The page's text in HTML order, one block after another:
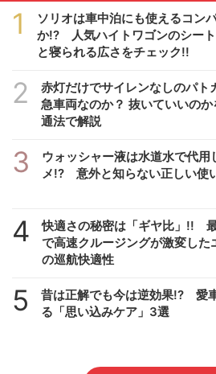
1
ソリオは車中泊にも使えるコン
か!? 人気ハイトワゴンのシー
と寝られる広さをチェック!!
2
赤灯だけでサイレンなしのパト
急車両なのか？ 抜いていいの
通法で解説
3
ウォッシャー液は水道水で代用
メ!? 意外と知らない正しい使
4
快適さの秘密は「ギヤ比」!!
で高速クルージングが激変した
の巡航快適性
5
昔は正解でも今は逆効果!? 愛
る「思い込みケア」3選